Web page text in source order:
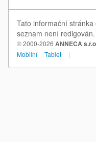
Tato informační stránka
seznam není redigován.
© 2000-2026 ANNECA
Mobilní
Tablet |